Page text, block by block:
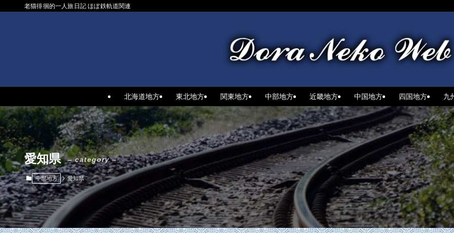
老猫徘徊的一人旅日記 ほぼ鉄軌道関連
北海道地方 東北地方 関東地方 中部地方 近畿地方 中国地方 四国地方 九
愛知県 – category –
中部地方 愛知県